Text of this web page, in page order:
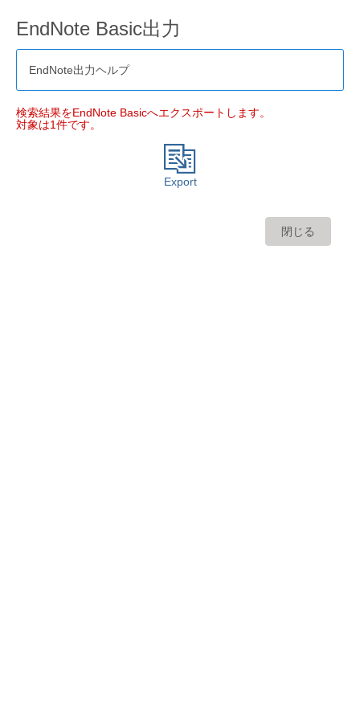
EndNote Basic出力
EndNote出力ヘルプ
検索結果をEndNote Basicへエクスポートします。
対象は1件です。
Export